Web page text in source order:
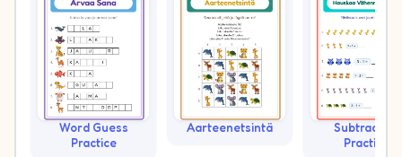
Word Guess
Practice
Aarteenetsintä
Subtraction
Practice